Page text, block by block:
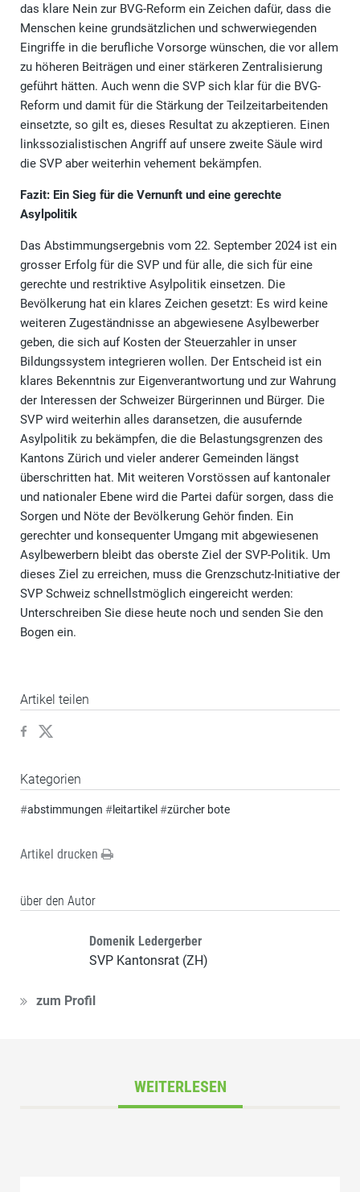
das klare Nein zur BVG-Reform ein Zeichen dafür, dass die
Menschen keine grundsätzlichen und schwerwiegenden
Eingriffe in die berufliche Vorsorge wünschen, die vor allem
zu höheren Beiträgen und einer stärkeren Zentralisierung
geführt hätten. Auch wenn die SVP sich klar für die BVG-
Reform und damit für die Stärkung der Teilzeitarbeitenden
einsetzte, so gilt es, dieses Resultat zu akzeptieren. Einen
linkssozialistischen Angriff auf unsere zweite Säule wird
die SVP aber weiterhin vehement bekämpfen.
Fazit: Ein Sieg für die Vernunft und eine gerechte
Asylpolitik
Das Abstimmungsergebnis vom 22. September 2024 ist ein
grosser Erfolg für die SVP und für alle, die sich für eine
gerechte und restriktive Asylpolitik einsetzen. Die
Bevölkerung hat ein klares Zeichen gesetzt: Es wird keine
weiteren Zugeständnisse an abgewiesene Asylbewerber
geben, die sich auf Kosten der Steuerzahler in unser
Bildungssystem integrieren wollen. Der Entscheid ist ein
klares Bekenntnis zur Eigenverantwortung und zur Wahrung
der Interessen der Schweizer Bürgerinnen und Bürger. Die
SVP wird weiterhin alles daransetzen, die ausufernde
Asylpolitik zu bekämpfen, die die Belastungsgrenzen des
Kantons Zürich und vieler anderer Gemeinden längst
überschritten hat. Mit weiteren Vorstössen auf kantonaler
und nationaler Ebene wird die Partei dafür sorgen, dass die
Sorgen und Nöte der Bevölkerung Gehör finden. Ein
gerechter und konsequenter Umgang mit abgewiesenen
Asylbewerbern bleibt das oberste Ziel der SVP-Politik. Um
dieses Ziel zu erreichen, muss die Grenzschutz-Initiative der
SVP Schweiz schnellstmöglich eingereicht werden:
Unterschreiben Sie diese heute noch und senden Sie den
Bogen ein.
Artikel teilen
Kategorien
#abstimmungen #leitartikel #zürcher bote
Artikel drucken
über den Autor
Domenik Ledergerber
SVP Kantonsrat (ZH)
zum Profil
WEITERLESEN